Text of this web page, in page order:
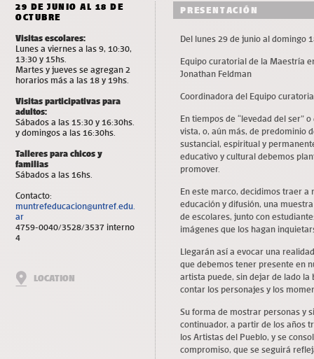
29 DE JUNIO AL 18 DE
OCTUBRE
Visitas escolares:
Lunes a viernes a las 9, 10:30,
13:30 y 15hs.
Martes y jueves se agregan 2
horarios más a las 18 y 19hs.
Visitas participativas para
adultos:
Sábados a las 15:30 y 16:30hs.
y domingos a las 16:30hs.
Talleres para chicos y
familias
Sábados a las 16hs.
Contacto:
muntrefeducacion@untref.edu.
ar
4759-0040/3528/3537 interno
4
LOCATION
PRESENTACIÓN
Del lunes 29 de junio al domingo
Equipo curatorial de la Maestría
Jonathan Feldman
Coordinadora del Equipo
En tiempos de “levedad del ser”
vista, o, aún más, de predominio
sustancial, espiritual y
educativo y cultural debemos
promover.
En este marco, decidimos traer
educación y difusión, una
de escolares, junto con
imágenes que los hagan
Llegarán así a evocar una
que debemos tener presente en
artista puede, sin dejar de lado
contar los personajes y los
‎Su forma de mostrar personas y
continuador, a partir de los años
los Artistas del Pueblo, y se
compromiso, que se seguirá